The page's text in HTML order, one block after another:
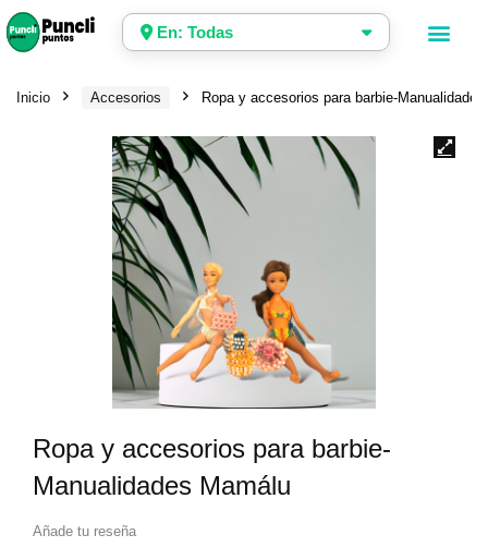
En: Todas
Inicio Accesorios Ropa y accesorios para barbie-
Ropa y accesorios para barbie-
Manualidades Mamálu
Añade tu reseña